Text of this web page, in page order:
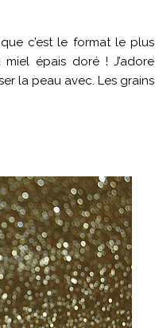
c’est le format le plus
épais doré ! J’adore
la peau avec. Les grains